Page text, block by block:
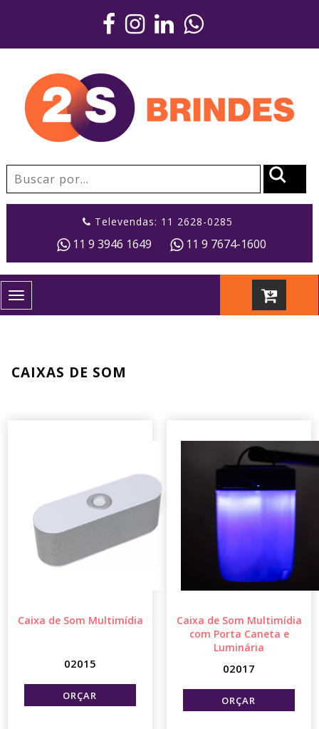
Televendas: 11 2628-0285
11 9 3946 1649 11 9 7674-1600
Toggle
navigation
CAIXAS DE SOM
Caixa de Som Multimídia
02015
Caixa de Som Multimídia
com Porta Caneta e
Luminária
02017